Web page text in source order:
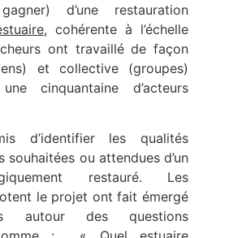
d’une restauration
, cohérente à l’échelle
ont travaillé de façon
et collective (groupes)
cinquantaine d’acteurs
d’identifier les qualités
souhaitées ou attendues d’un
restauré. Les
le projet ont fait émergé
autour des questions